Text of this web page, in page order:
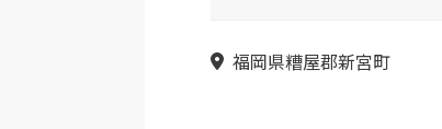
福岡県糟屋郡新宮町